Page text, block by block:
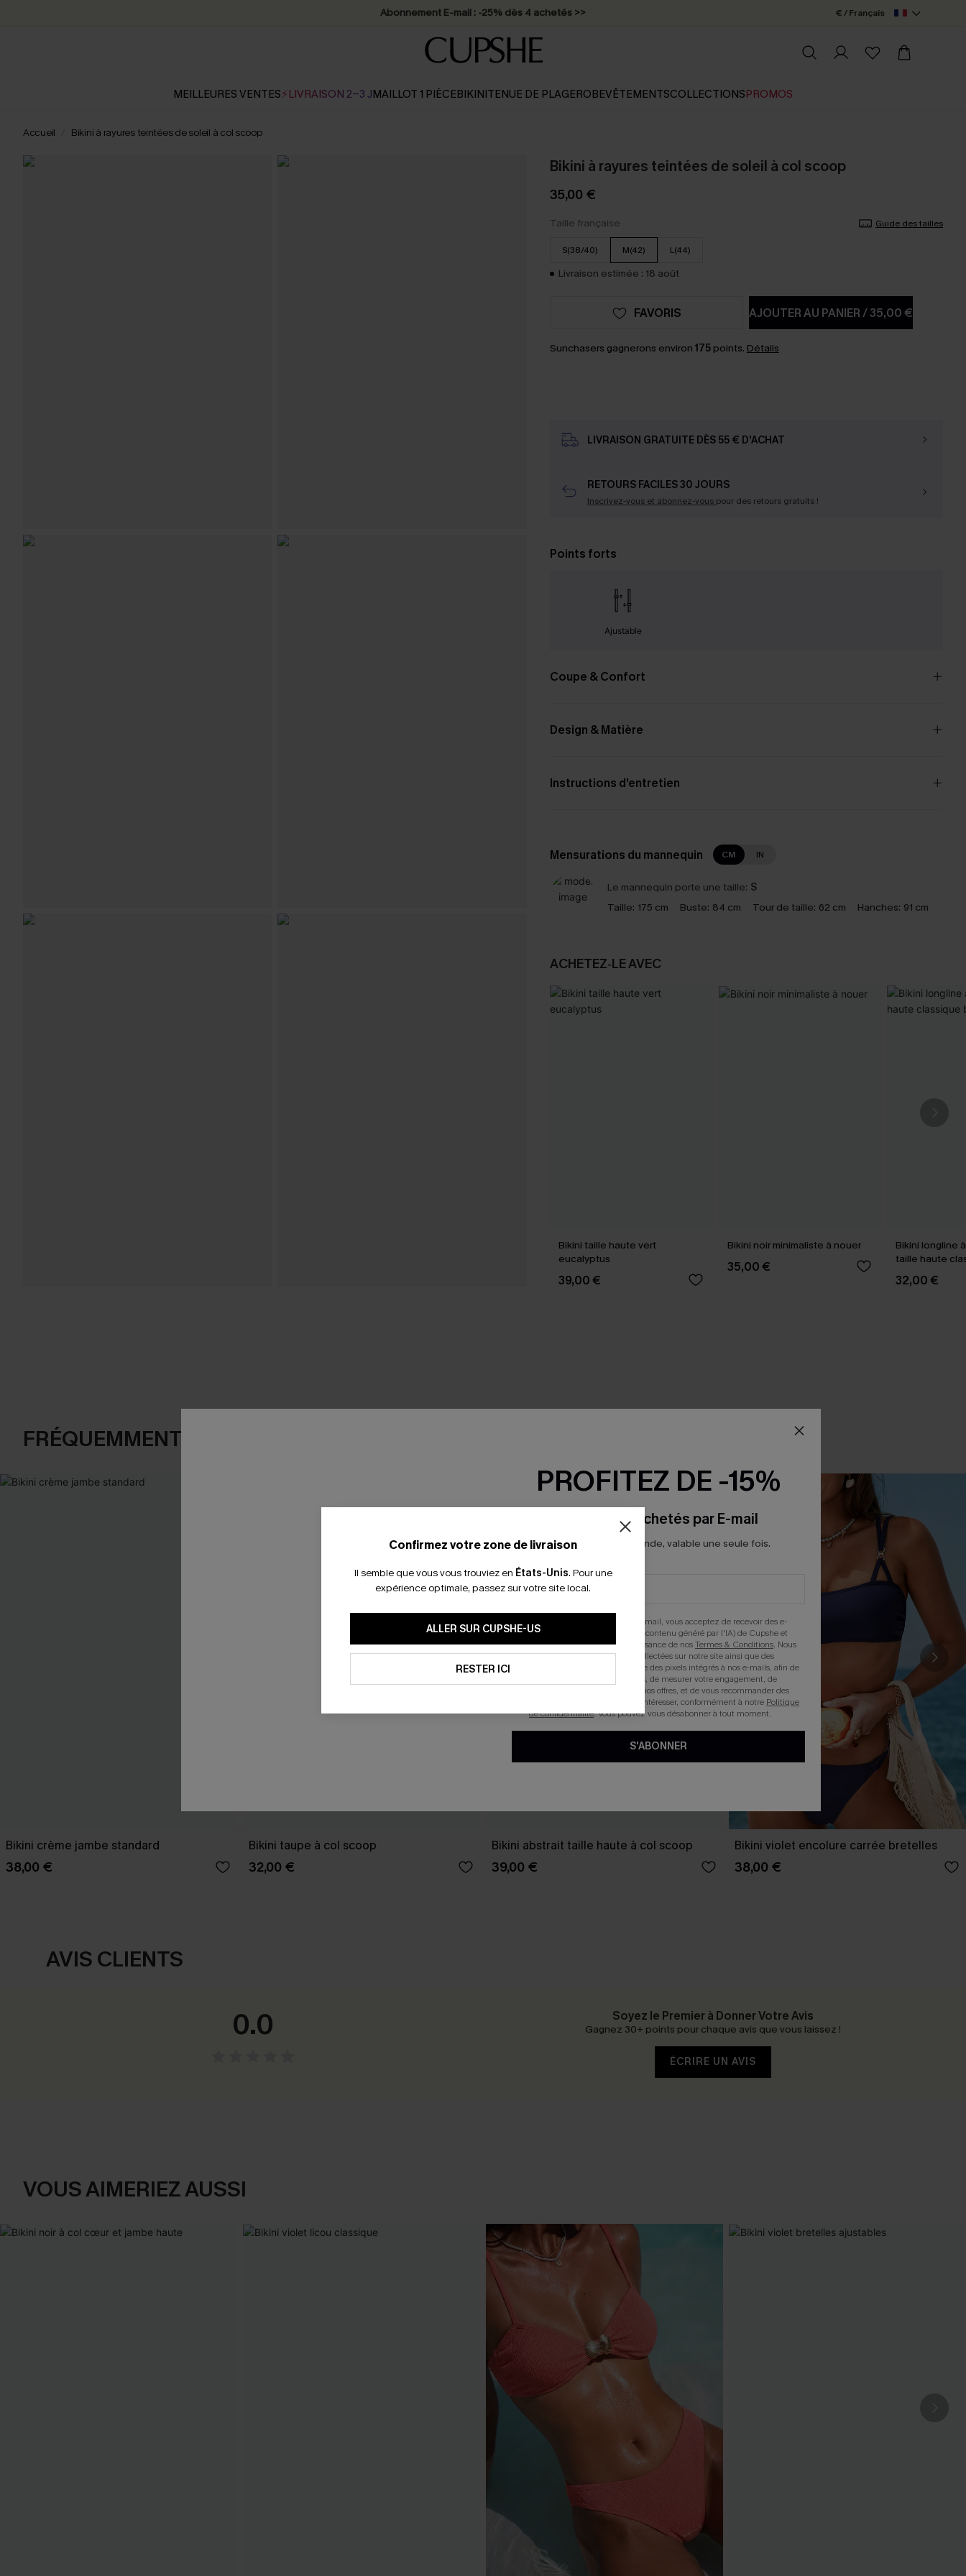
Abonnement E-mail : -25% dès 4 achetés >> € / Français
MEILLEURES VENTES⚡LIVRAISON 2-3 JMAILLOT 1 PIÈCEBIKINITENUE DE PLAGEROBEVÊTEMENTSCOLLECTIONSPROMOS
Accueil Bikini à rayures teintées de soleil à col scoop
Bikini à rayures teintées de soleil à col scoop
35,00 €
Taille française Guide des tailles
S(38/40) M(42) L(44)
Livraison estimée : 18 août
AJOUTER AU PANIER/35,00 €
FAVORIS
Sunchasers gagnerons environ 175points. Détails
LIVRAISON GRATUITE DÈS 55 € D'ACHAT
RETOURS FACILES 30 JOURS
Inscrivez-vous et abonnez-vous pour des retours gratuits !
Points forts
Ajustable
Coupe & Confort
Design & Matière
Instructions d’entretien
Mensurations du mannequin CM IN
Le mannequin porte une taille: S
Taille: 175 cm Buste: 84 cm Tour de taille: 62 cm Hanches: 91 cm
ACHETEZ‑LE AVEC
Bikini taille haute vert
eucalyptus
39,00 €
Bikini noir minimaliste à nouer
35,00 €
Bikini longline
taille haute
marine
32,00 €
FRÉQUEMMENT ACHETÉS ENSEMBLE
Bikini crème jambe standard
38,00 €
Bikini taupe à col scoop
32,00 €
Bikini abstrait taille haute à col scoop
39,00 €
Bikini violet encolure carrée bretelles
38,00 €
AVIS CLIENTS
0.0 Soyez le Premier à Donner Votre Avis
Gagnez 30+ points pour chaque avis que vous laissez !
ÉCRIRE UN AVIS
VOUS AIMERIEZ AUSSI
Confirmez votre zone de livraison
Il semble que vous vous trouviez en États-Unis. Pour une
expérience optimale, passez sur votre site local.
ALLER SUR CUPSHE-US
RESTER ICI
PROFITEZ DE -15%
-15% dès 2 Achetés par E-mail
*Un code par commande, valable une seule fois.
En soumettant votre adresse e-mail, vous acceptez de recevoir des e-
mails marketing (y compris du contenu généré par l'IA) de Cupshe et
reconnaissez avoir pris connaissance de nosTermes & Conditions. Nous
pouvons utiliser les données collectées sur notre site ainsi que des
technologies de suivi, telles que des pixels intégrés à nos e-mails, afin de
savoir si ceux-ci ont été ouverts, de mesurer votre engagement, de
personnaliser nos contenus et nos offres, et de vous recommander des
produits susceptibles de vous intéresser, conformément à notre Politique
de confidentialité. Vous pouvez vous désabonner à tout moment.
S'ABONNER